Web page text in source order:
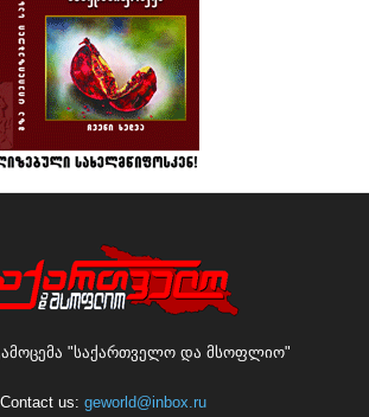
"საქართველო და მსოფლიო"
Contact us: geworld@inbox.ru